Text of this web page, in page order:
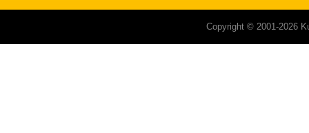
Copyright © 2001-2026